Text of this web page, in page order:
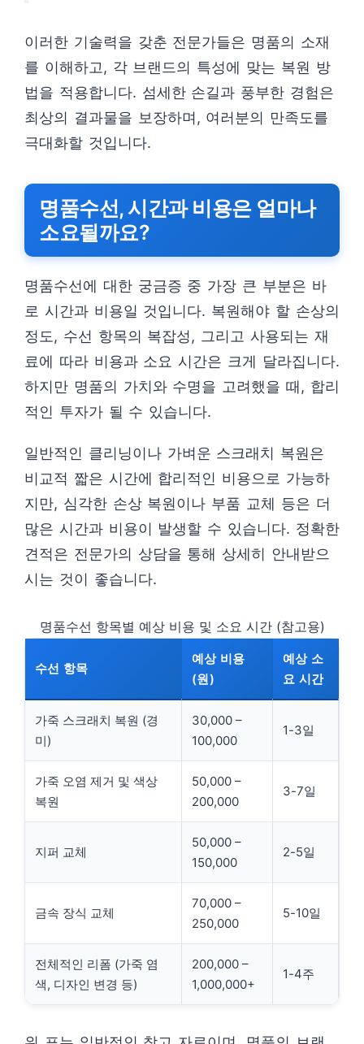
이러한 기술력을 갖춘 전문가들은 명품의 소재
를 이해하고, 각 브랜드의 특성에 맞는 복원 방
법을 적용합니다. 섬세한 손길과 풍부한 경험은
최상의 결과물을 보장하며, 여러분의 만족도를
극대화할 것입니다.
명품수선, 시간과 비용은 얼마나
소요될까요?
명품수선에 대한 궁금증 중 가장 큰 부분은 바
로 시간과 비용일 것입니다. 복원해야 할 손상의
정도, 수선 항목의 복잡성, 그리고 사용되는 재
료에 따라 비용과 소요 시간은 크게 달라집니다.
하지만 명품의 가치와 수명을 고려했을 때, 합리
적인 투자가 될 수 있습니다.
일반적인 클리닝이나 가벼운 스크래치 복원은
비교적 짧은 시간에 합리적인 비용으로 가능하
지만, 심각한 손상 복원이나 부품 교체 등은 더
많은 시간과 비용이 발생할 수 있습니다. 정확한
견적은 전문가의 상담을 통해 상세히 안내받으
시는 것이 좋습니다.
명품수선 항목별 예상 비용 및 소요 시간 (참고용)
수선 항목
예상 비용
(원)
예상 소
요 시간
가죽 스크래치 복원 (경
미)
30,000 –
100,000
1-3일
가죽 오염 제거 및 색상
복원
50,000 –
200,000
3-7일
지퍼 교체
50,000 –
150,000
2-5일
금속 장식 교체
70,000 –
250,000
5-10일
전체적인 리폼 (가죽 염
색, 디자인 변경 등)
200,000 –
1,000,000+
1-4주